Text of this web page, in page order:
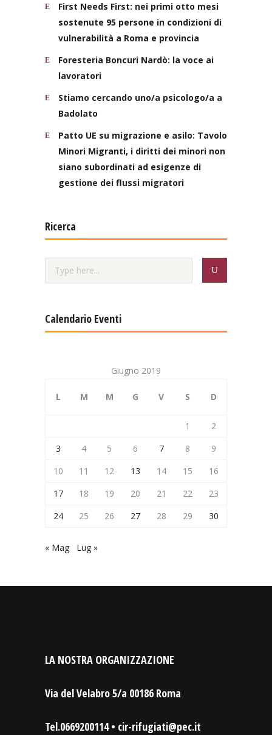
First Needs First: nei primi otto mesi
sostenute 95 persone in condizioni di
vulnerabilità a Roma e provincia
Foresteria Boncuri Nardò: la voce ai
lavoratori
Stiamo cercando uno/a psicologo/a a
Badolato
Patto UE su migrazione e asilo: Tavolo
Minori Migranti, i diritti dei minori non
siano subordinati ad esigenze di
gestione dei flussi migratori
Ricerca
Calendario Eventi
Giugno 2019
L M M G V S D
1
2
3
4 5 6 7 8
9
10
11 12 13 14 15
16
17
18 19 20 21 22
23
24
25 26 27 28 29 30
« Mag Lug »
LA NOSTRA ORGANIZZAZIONE
Via del Velabro 5/a 00186 Roma
Tel.0669200114 • cir-rifugiati@pec.it